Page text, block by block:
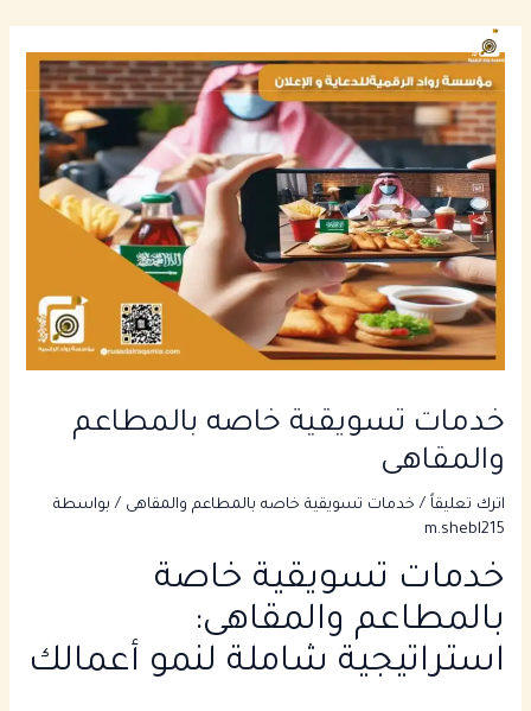
المحتوى
خدمات تسويقية خاصه بالمطاعم
والمقاهى
اترك تعليقاً / خدمات تسويقية خاصه بالمطاعم والمقاهى / بواسطة
m.shebl215
خدمات تسويقية خاصة
بالمطاعم والمقاهى:
استراتيجية شاملة لنمو أعمالك